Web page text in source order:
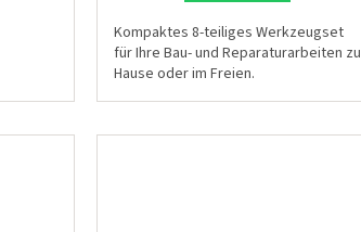
Kompaktes 8-teiliges Werkzeugset
für Ihre Bau- und Reparaturarbeiten zu
Hause oder im Freien.